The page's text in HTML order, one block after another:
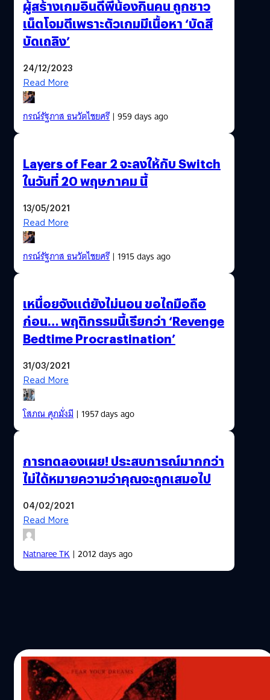
ผู้สร้างเกมอินดี้พี่น้องกินคน ถูกชาว
เน็ตโจมตีเพราะตัวเกมมีเนื้อหา ‘บัดสี
บัดเถลิง’
24/12/2023
Read More
กรณ์รัฐภาส ธนวัตไชยศรี| 959 days ago
Layers of Fear 2 จะลงให้กับ Switch
ในวันที่ 20 พฤษภาคม นี้
13/05/2021
Read More
กรณ์รัฐภาส ธนวัตไชยศรี| 1915 days ago
เหนื่อยจังแต่ยังไม่นอน ขอไถมือถือ
ก่อน… พฤติกรรมนี้เรียกว่า ‘Revenge
Bedtime Procrastination’
31/03/2021
Read More
โสภณ ศุภมั่งมี| 1957 days ago
การทดลองเผย! ประสบการณ์มากกว่า
ไม่ได้หมายความว่าคุณจะถูกเสมอไป
04/02/2021
Read More
Natnaree TK| 2012 days ago
19/04/2016
Before I Wake/ผี/จิตวิทยา/ดราม่า